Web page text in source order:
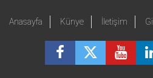
Anasayfa Künye İletişim